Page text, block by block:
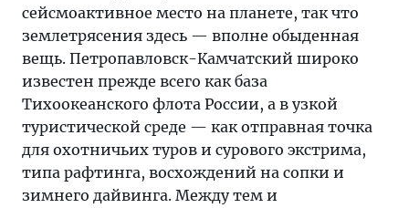
сейсмоактивное место на планете, так что
землетрясения здесь — вполне обыденная
вещь. Петропавловск-Камчатский широко
известен прежде всего как база
Тихоокеанского флота России, а в узкой
туристической среде — как отправная точка
для охотничьих туров и сурового экстрима,
типа рафтинга, восхождений на сопки и
зимнего дайвинга. Между тем и